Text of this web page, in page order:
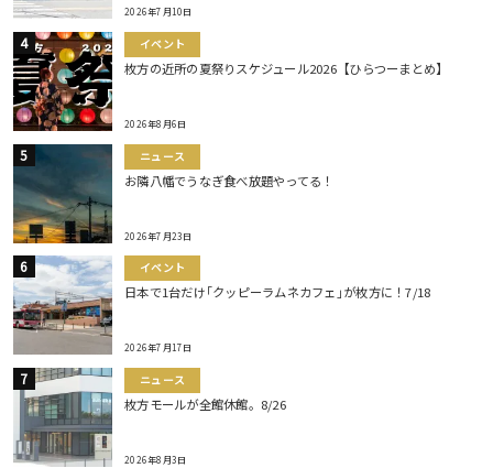
2026年7月10日
イベント
枚方の近所の夏祭りスケジュール2026【ひらつーまとめ】
2026年8月6日
ニュース
お隣八幡でうなぎ食べ放題やってる！
2026年7月23日
イベント
日本で1台だけ｢クッピーラムネカフェ｣が枚方に！7/18
2026年7月17日
ニュース
枚方モールが全館休館。8/26
2026年8月3日